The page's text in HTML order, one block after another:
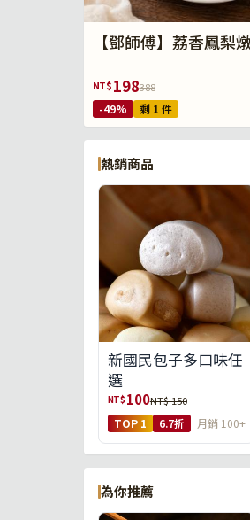
【鄧師傅】荔香鳳梨
NT$198388
-49% 剩 1 件
熱銷商品
新國民包子多口味任
選
NT$ 100NT$ 150
TOP 1 6.7折 月銷 100+
為你推薦